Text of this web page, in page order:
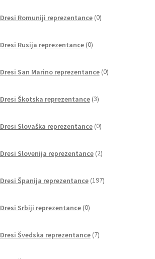
Dresi Romuniji reprezentance 0izdelkov
Dresi Rusija reprezentance 0izdelkov
Dresi San Marino reprezentance 0izdelkov
Dresi Škotska reprezentance 3izdelki
Dresi Slovaška reprezentance 0izdelkov
Dresi Slovenija reprezentance 2izdelka
Dresi Španija reprezentance 197izdelkov
Dresi Srbiji reprezentance 0izdelkov
Dresi Švedska reprezentance 7izdelkov